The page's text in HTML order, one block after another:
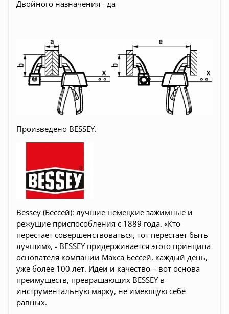
Двойного назначения - да
Произведено BESSEY.
Веssey (Бессей): лучшие немецкие зажимные и
режущие приспособления с 1889 года. «Кто
перестает совершенствоваться, тот перестает быть
лучшим», - BESSEY придерживается этого принципа
основателя компании Макса Бессей, каждый день,
уже более 100 лет. Идеи и качество – вот основа
преимуществ, превращающих BESSEY в
инструментальную марку, не имеющую себе
равных.